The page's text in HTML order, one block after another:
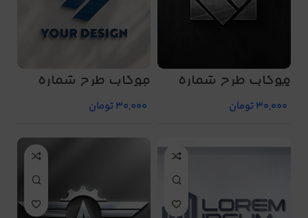
موکاپ طرح شماره
5064
30,000تومان
موکاپ طرح شماره
5065
30,000تومان